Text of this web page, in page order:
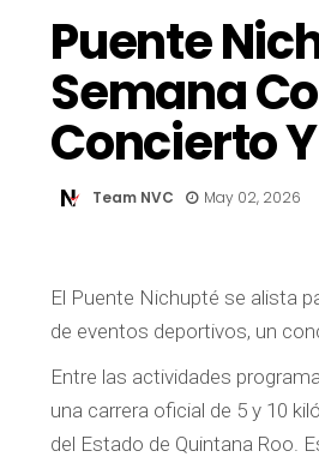
Puente
Semana
Concierto
Team NVC May 02, 2026
El Puente Nichupté se alista
de eventos deportivos, un
Entre las actividades
una carrera oficial de 5 y 10
del Estado de Quintana Roo.